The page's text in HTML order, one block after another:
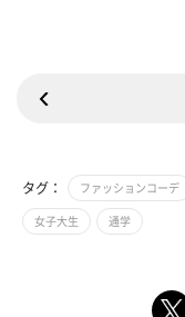
タグ： ファッションコーデ
女子大生 通学